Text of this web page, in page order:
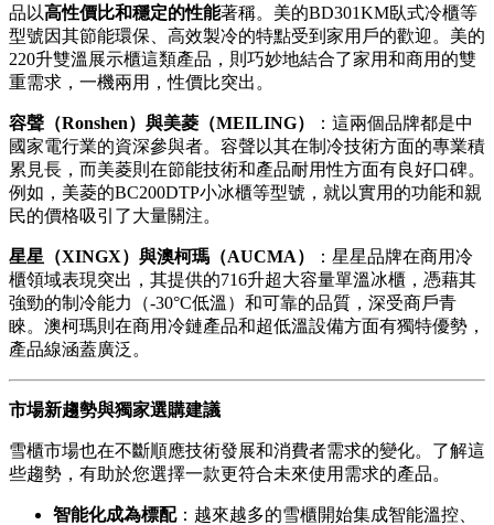
品以高性價比和穩定的性能著稱。美的BD301KM臥式冷櫃等
型號因其節能環保、高效製冷的特點受到家用戶的歡迎。美的
220升雙溫展示櫃這類產品，則巧妙地結合了家用和商用的雙
重需求，一機兩用，性價比突出。
容聲（Ronshen）與美菱（MEILING）
：這兩個品牌都是中
國家電行業的資深參與者。容聲以其在制冷技術方面的專業積
累見長，而美菱則在節能技術和產品耐用性方面有良好口碑。
例如，美菱的BC200DTP小冰櫃等型號，就以實用的功能和親
民的價格吸引了大量關注。
星星（XINGX）與澳柯瑪（AUCMA）
：星星品牌在商用冷
櫃領域表現突出，其提供的716升超大容量單溫冰櫃，憑藉其
強勁的制冷能力（-30°C低溫）和可靠的品質，深受商戶青
睞。澳柯瑪則在商用冷鏈產品和超低溫設備方面有獨特優勢，
產品線涵蓋廣泛。
市場新趨勢與獨家選購建議
雪櫃市場也在不斷順應技術發展和消費者需求的變化。了解這
些趨勢，有助於您選擇一款更符合未來使用需求的產品。
智能化成為標配：越來越多的雪櫃開始集成智能溫控、